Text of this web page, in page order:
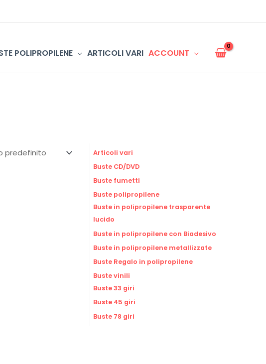
POLIPROPILENE ARTICOLI VARI ACCOUNT
Articoli vari
Buste CD/DVD
Buste fumetti
Buste polipropilene
Buste in polipropilene trasparente
lucido
Buste in polipropilene con Biadesivo
Buste in polipropilene metallizzate
Buste Regalo in polipropilene
Buste vinili
Buste 33 giri
Buste 45 giri
Buste 78 giri